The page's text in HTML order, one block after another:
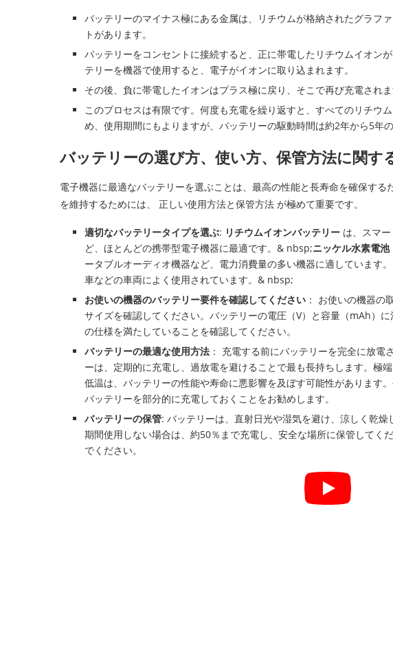
バッテリーのマイナス極にある金属は、リチウムが格納されたグラフ
トがあります。
バッテリーをコンセントに接続すると、正に帯電したリチウムイオン
テリーを機器で使用すると、電子がイオンに取り込まれます。
その後、負に帯電したイオンはプラス極に戻り、そこで再び充電されま
このプロセスは有限です。何度も充電を繰り返すと、すべてのリチウ
め、使用期間にもよりますが、バッテリーの駆動時間は約2年から5年
バッテリーの選び方、使い方、保管方法に関す
電子機器に最適なバッテリーを選ぶことは、最高の性能と長寿命を確保す
を維持するためには、 正しい使用方法と保管方法 が極めて重要です。
適切なバッテリータイプを選ぶ: リチウムイオンバッテリー は、スマ
ど、ほとんどの携帯型電子機器に最適です。& nbsp;ニッケル水素電池
ータブルオーディオ機器など、電力消費量の多い機器に適しています。
車などの車両によく使用されています。& nbsp;
お使いの機器のバッテリー要件を確認してください ： お使いの機器の
サイズを確認してください。バッテリーの電圧（V）と容量（mAh）
の仕様を満たしていることを確認してください。
バッテリーの最適な使用方法 ： 充電する前にバッテリーを完全に放電
ーは、定期的に充電し、過放電を避けることで最も長持ちします。極
低温は、バッテリーの性能や寿命に悪影響を及ぼす可能性があります
バッテリーを部分的に充電しておくことをお勧めします。
バッテリーの保管: バッテリーは、直射日光や湿気を避け、涼しく乾
期間使用しない場合は、約50％まで充電し、安全な場所に保管してく
でください。